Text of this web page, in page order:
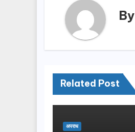
By
Related Post
अपराध